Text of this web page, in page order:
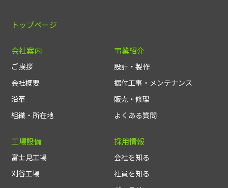
トップページ
会社案内
ご挨拶
会社概要
沿革
組織・所在地
事業紹介
設計・製作
据付工事・メンテナンス
販売・修理
よくある質問
工場設備
富士見工場
刈谷工場
採用情報
会社を知る
社員を知る